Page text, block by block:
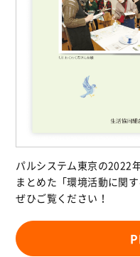
パルシステム東京の2022
まとめた「環境活動に関
ぜひご覧ください！